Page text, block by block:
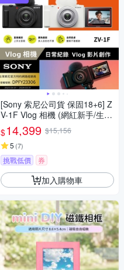
[Sony 索尼公司貨 保固18+6] Z
V-1F Vlog 相機 (網紅新手/生活
隨拍)
$14,399 $15,156
5 (7)
挑戰低價 券
加入購物車